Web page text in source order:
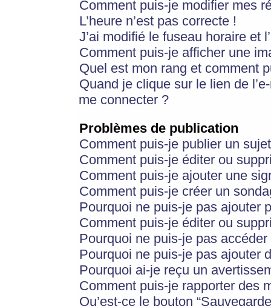
Comment puis-je modifier mes
L’heure n’est pas correcte !
J’ai modifié le fuseau horaire et
Comment puis-je afficher une
Quel est mon rang et comment
Quand je clique sur le lien de
me connecter ?
Problèmes de publication
Comment puis-je publier un
Comment puis-je éditer ou
Comment puis-je ajouter une
Comment puis-je créer un
Pourquoi ne puis-je pas ajouter
Comment puis-je éditer ou
Pourquoi ne puis-je pas
Pourquoi ne puis-je pas ajouter
Pourquoi ai-je reçu un
Comment puis-je rapporter des
Qu’est-ce le bouton